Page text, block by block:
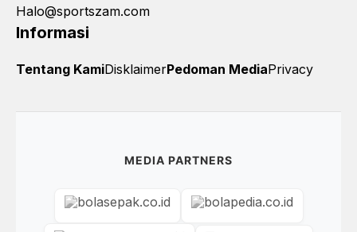
Halo@sportszam.com
Informasi
Tentang KamiDisklaimerPedoman MediaPrivacy
MEDIA PARTNERS